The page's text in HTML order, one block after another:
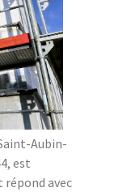
Aubin-
est
répond avec